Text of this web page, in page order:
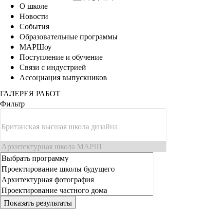
О школе
Новости
События
Образовательные программы
МАРШоу
Поступление и обучение
Связи с индустрией
Ассоциация выпускников
ГАЛЕРЕЯ РАБОТ
Фильтр